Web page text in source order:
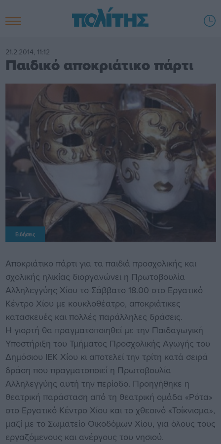
21.2.2014, 11:12
Παιδικό αποκριάτικο πάρτι
Ειδήσεις
Αποκριάτικο πάρτι για τα παιδιά προσχολικής και
σχολικής ηλικίας διοργανώνει η Πρωτοβουλία
Αλληλεγγύης Χίου το Σάββατο 18.00 στο Εργατικό
Κέντρο Χίου με κουκλοθέατρο, αποκριάτικες
κατασκευές και πολλές παράλληλες δράσεις.
Η γιορτή θα πραγματοποιηθεί με την Παιδαγωγική
Υποστήριξη του Τμήματος Προσχολικής Αγωγής του
Δημόσιου ΙΕΚ Χίου κι αποτελεί την τρίτη κατά σειρά
δράση που πραγματοποιεί η Πρωτοβουλία
Αλληλεγγύης αυτή την περίοδο. Προηγήθηκε η
θεατρική παράσταση από τη θεατρική ομάδα «Ρότα»
στο Εργατικό Κέντρο Χίου και το χθεσινό «Τσίκνισμα»,
μαζί με το Σωματείο Οικοδόμων Χίου, για όλους τους
εργαζόμενους και ανέργους του νησιού.